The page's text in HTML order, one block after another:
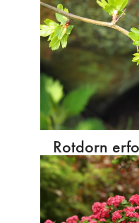
Rotdorn